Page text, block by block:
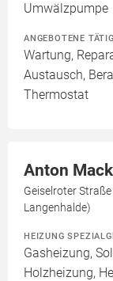
Umwälzpumpe
ANGEBOTENE
Wartung,
Austausch,
Thermostat
Anton Mack
Geiselroter
Langenhalde)
HEIZUNG
Gasheizung,
Holzheizung,